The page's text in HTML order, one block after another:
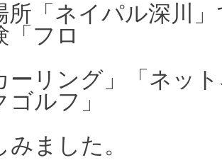
所「ネイパル深川
「フロ
リング」「ネッ
ゴルフ」
みました。